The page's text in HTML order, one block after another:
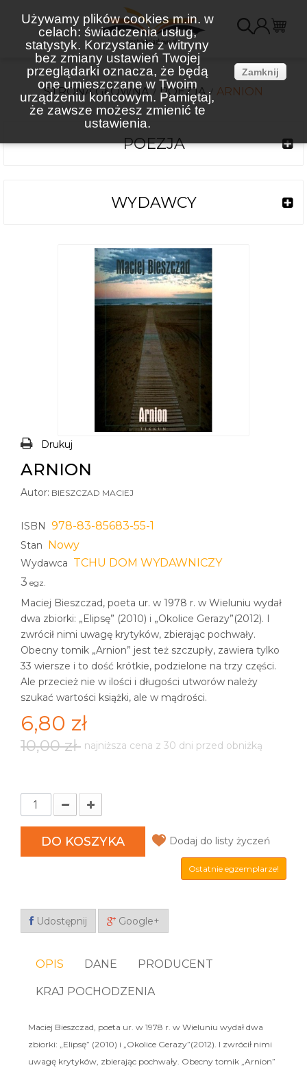
Używamy plików cookies m.in. w
celach: świadczenia usług,
statystyk. Korzystanie z witryny
bez zmiany ustawień Twojej
przeglądarki oznacza, że będą
one umieszczane w Twoim
urządzeniu końcowym. Pamiętaj,
że zawsze możesz zmienić te
ustawienia.
Zamknij
STRONA GŁÓWNA POEZJA ARNION
POEZJA
WYDAWCY
Drukuj
ARNION
Autor: BIESZCZAD MACIEJ
ISBN 978-83-85683-55-1
Stan Nowy
Wydawca TCHU DOM WYDAWNICZY
3 egz.
Maciej Bieszczad, poeta ur. w 1978 r. w Wieluniu wydał
dwa zbiorki: „Elipsę” (2010) i „Okolice Gerazy”(2012). I
zwrócił nimi uwagę krytyków, zbierając pochwały.
Obecny tomik „Arnion” jest też szczupły, zawiera tylko
33 wiersze i to dość krótkie, podzielone na trzy części.
Ale przecież nie w ilości i długości utworów należy
szukać wartości książki, ale w mądrości.
6,80 zł
10,00 zł najniższa cena z 30 dni przed obniżką
DO KOSZYKA Dodaj do listy życzeń
Ostatnie egzemplarze!
Udostępnij Google+
OPIS DANE PRODUCENT
KRAJ POCHODZENIA
Maciej Bieszczad, poeta ur. w 1978 r. w Wieluniu wydał dwa
zbiorki: „Elipsę” (2010) i „Okolice Gerazy”(2012). I zwrócił nimi
uwagę krytyków, zbierając pochwały. Obecny tomik „Arnion”